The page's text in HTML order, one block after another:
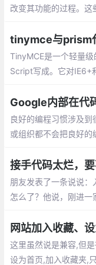
改变其功能的过程。
执行。
tinymce与prism
TinyMCE是一个轻量
Script写成。它对IE6+
Google内部在代
良好的编程习惯涉及
或组织都不会把良好
义，前者的意义在于可
接手代码太烂，要
朋友发表了一条说说：
怎么了？他说，刚进
网站加入收藏、
这里虽然说是兼容,但
设为首页,加入收藏夹,